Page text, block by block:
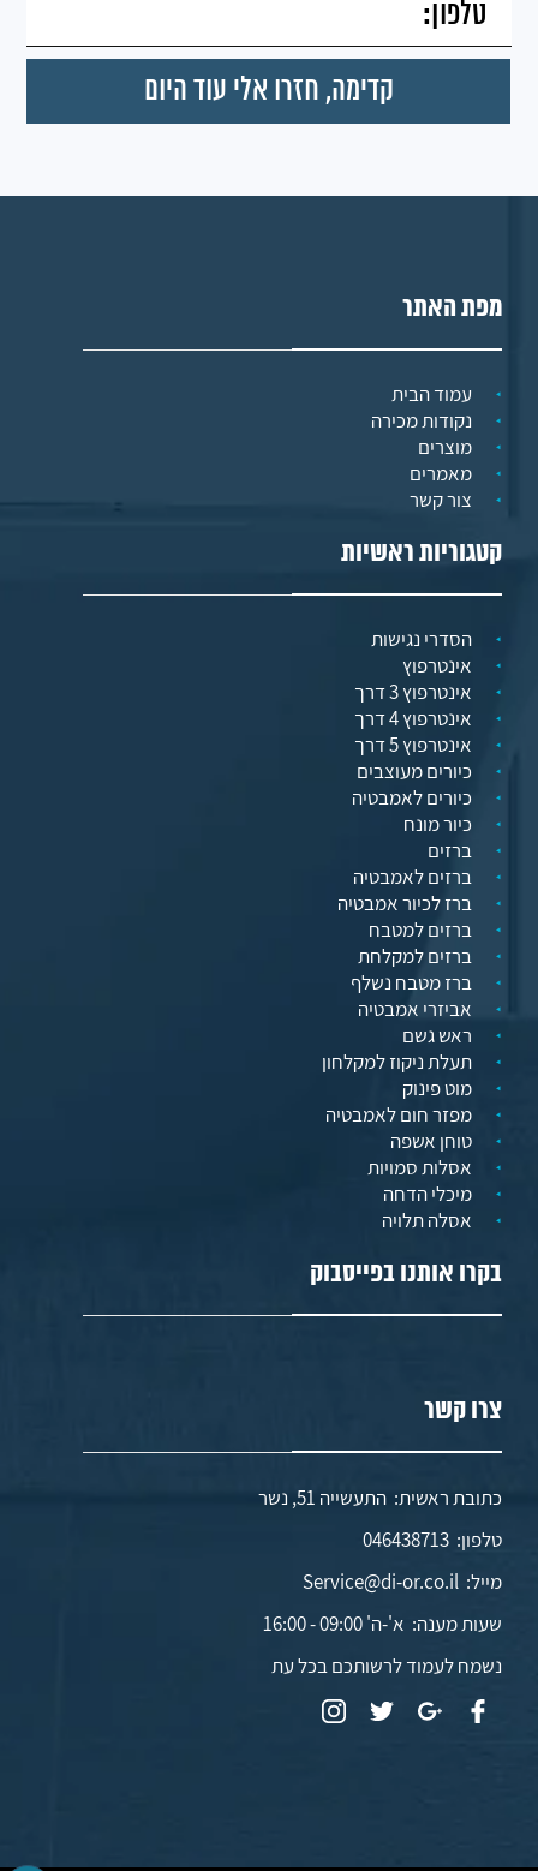
מפת האתר
עמוד הבית
נקודות מכירה
מוצרים
מאמרים
צור קשר
קטגוריות ראשיות
הסדרי נגישות
אינטרפוץ
אינטרפוץ 3 דרך
אינטרפוץ 4 דרך
אינטרפוץ 5 דרך
כיורים מעוצבים
כיורים לאמבטיה
כיור מונח
ברזים
ברזים לאמבטיה
ברז לכיור אמבטיה
ברזים למטבח
ברזים למקלחת
ברז מטבח נשלף
אביזרי אמבטיה
ראש גשם
תעלת ניקוז למקלחון
מוט פינוק
מפזר חום לאמבטיה
טוחן אשפה
אסלות סמויות
מיכלי הדחה
אסלה תלויה
בקרו אותנו בפייסבוק
צרו קשר
כתובת ראשית: התעשייה 51, נשר
טלפון:046438713
מייל:Service@di-or.co.il
שעות מענה: א'-ה' 09:00 - 16:00
נשמח לעמוד לרשותכם בכל עת